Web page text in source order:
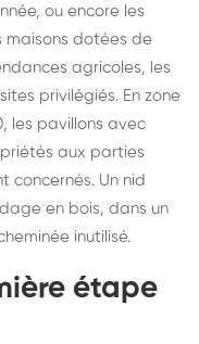
ou encore les
maisons dotées de
agricoles, les
privilégiés. En zone
les pavillons avec
aux parties
concernés. Un nid
en bois, dans un
inutilisé.
étape